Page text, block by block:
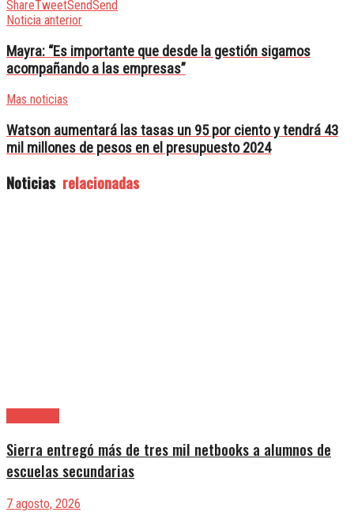
ShareTweetSendSend
Noticia anterior
Mayra: “Es importante que desde la gestión sigamos
acompañando a las empresas”
Mas noticias
Watson aumentará las tasas un 95 por ciento y tendrá 43
mil millones de pesos en el presupuesto 2024
Noticias relacionadas
Sierra entregó más de tres mil netbooks a alumnos de
escuelas secundarias
7 agosto, 2026